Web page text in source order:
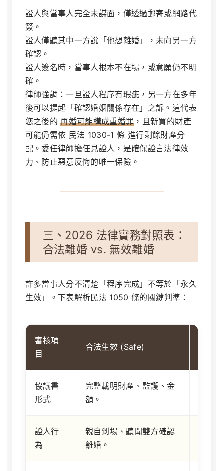
證人與當事人完全未謀面，僅透過郵寄或網路代
簽。
證人僅聽其中一方說「他想離婚」，未向另一方
確認。
證人簽名時，當事人根本不在場，或意願仍不明
確。
律師強調：一旦證人程序有瑕疵，另一方在多年
後可以提起「確認婚姻關係存在」之訴。這代表
您之後的再婚可能構成重婚罪 ，且新買的財產
可能仍需依 民法 1030-1 條 進行剩餘財產分
配。委任律師擔任見證人，是確保證言法律效
力、防止惡意反悔的唯一保險。
三、2026 法律實務對照表：
合法離婚 vs. 無效離婚
許多當事人分不清楚「程序完成」不等於「永久
生效」。下表解析民法 1050 條的關鍵判準：
審核項
目
合法生效 (Safe)
協議書
形式
完整載明財產、監護、金
額。
證人行
為
親自到場、聽聞雙方確認
離婚。